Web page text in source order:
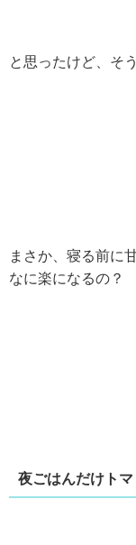
と思ったけど、そ
まさか、寝る前に
なに楽になるの？
夜ごはんだけト